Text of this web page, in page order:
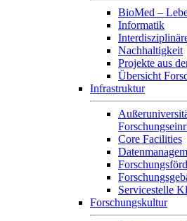
BioMed –
Informatik
Nachhaltigkeit
Projekte aus
Übersicht
Infrastruktur
Core Facilities
Servicestelle
Forschungskultur